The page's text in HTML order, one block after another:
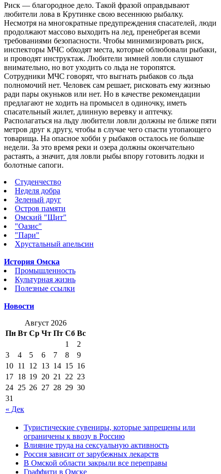
Риск — благородное дело. Такой фразой оправдывают
любители лова в Крутинке свою весеннюю рыбалку.
Несмотря на многократные предупреждения спасателей, люди
продолжают массово выходить на лед, пренебрегая всеми
требованиями безопасности. Чтобы минимизировать риск,
инспекторы МЧС обходят места, которые облюбовали рыбаки,
и проводят инструктаж. Любители зимней ловли слушают
внимательно, но вот уходить со льда не торопятся.
Сотрудники МЧС говорят, что выгнать рыбаков со льда
полномочий нет. Человек сам решает, рисковать ему жизнью
ради пары окуньков или нет. Но в качестве рекомендации
предлагают не ходить на промысел в одиночку, иметь
спасательный жилет, длинную веревку и аптечку.
Располагаться на льду любители ловли должны не ближе пяти
метров друг к другу, чтобы в случае чего спасти утопающего
товарища. На опасное хобби у рыбаков осталось не больше
недели. За это время реки и озера должны окончательно
растаять, а значит, для ловли рыбы впору готовить лодки и
болотные сапоги.
Студенчество
Неделя добра
Зеленый друг
Остров памяти
Омский "Щит"
"Оазис"
"Пари"
Хрустальный апельсин
История Омска
Промышленность
Культурная жизнь
Полезные ссылки
Новости
Август 2026
Пн Вт Ср Чт Пт Сб Вс
« Дек
1
2
3
4 5 6 7 8
9
10 11 12 13 14 15 16
17 18 19 20 21 22 23
24 25 26 27 28 29 30
31
Туристические сувениры, которые запрещены или
ограничены к ввозу в Россию
Влияние труда на сексуальную активность
Россия зависит от зарубежных лекарств
В Омской области закрыли все переправы
Граффити в Омске